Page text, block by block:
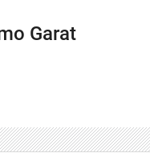
Garat